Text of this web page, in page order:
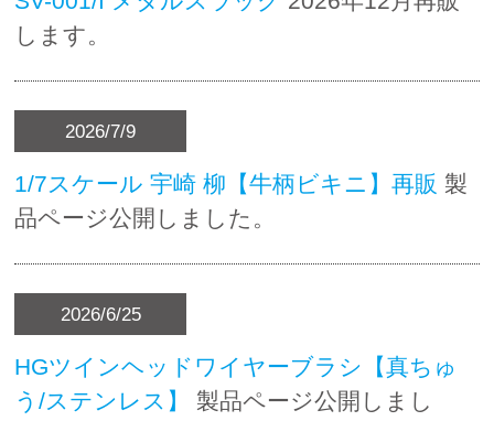
します。
2026/7/9
1/7スケール 宇崎 柳【牛柄ビキニ】再販 製
品ページ公開しました。
2026/6/25
HGツインヘッドワイヤーブラシ【真ちゅ
う/ステンレス】
製品ページ公開しまし